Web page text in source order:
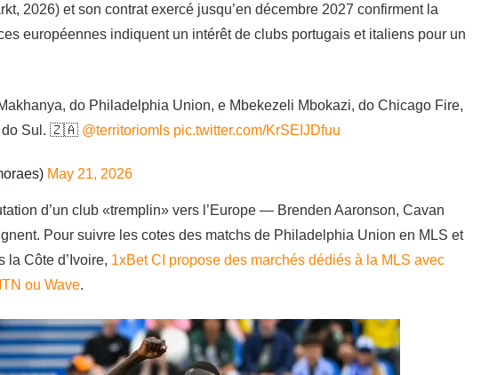
2026) et son contrat exercé jusqu’en décembre 2027 confirment la
européennes indiquent un intérêt de clubs portugais et italiens pour un
do Philadelphia Union, e Mbekezeli Mbokazi, do Chicago Fire,
do Sul. 🇿🇦 @territoriomls pic.twitter.com/KrSEIJDfuu
May 21, 2026
d’un club «tremplin» vers l’Europe — Brenden Aaronson, Cavan
Pour suivre les cotes des matchs de Philadelphia Union en MLS et
la Côte d’Ivoire, 1xBet CI propose des marchés dédiés à la MLS avec
ou Wave.